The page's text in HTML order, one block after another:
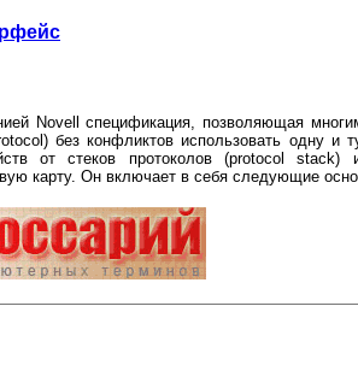
Novell спецификация, позволяющая
без конфликтов использовать одну и
от стеков протоколов (protocol stack)
карту. Он включает в себя следующие